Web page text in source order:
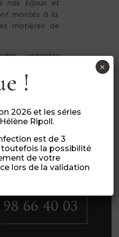
nos bijoux et
montés à la
matières de
urgentes
de finalisation
!
2026 et les séries
Ripoll.
est de 3
toutefois la possibilité
de votre
lors de la validation
×